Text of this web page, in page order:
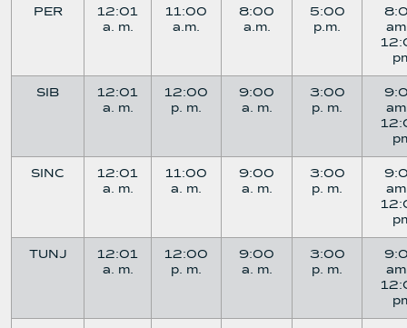
PER
12:01
a. m.
11:00
a.m.
8:00
a.m.
5:00
p.m.
SIB
12:01
a. m.
12:00
p. m.
9:00
a. m.
3:00
p. m.
SINC
12:01
a. m.
11:00
a. m.
9:00
a. m.
3:00
p. m.
TUNJ
12:01
a. m.
12:00
p. m.
9:00
a. m.
3:00
p. m.